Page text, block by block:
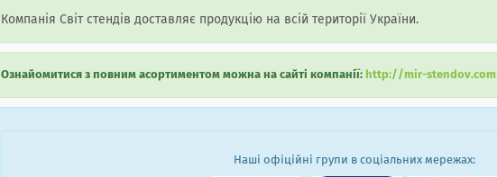
Компанія Світ стендів доставляє продукцію на всій території України.
Ознайомитися з повним асортиментом можна на сайті компанії: http://mir-stendov.com
Наші офіційні групи в соціальних мережах: